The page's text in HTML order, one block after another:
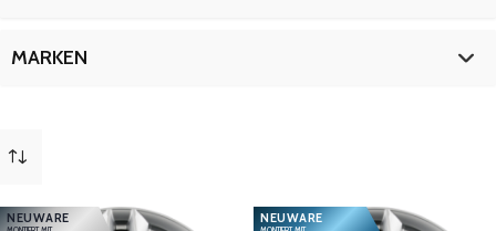
5er-Touring (VII)
9
MARKEN
NEUWARE NEUWARE